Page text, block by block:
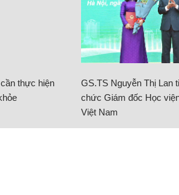
thực hiện
GS.TS Nguyễn Thị Lan
chức Giám đốc Học
Việt Nam